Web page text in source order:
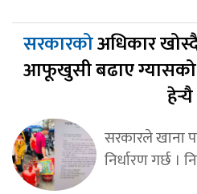
सरकारकोअधिकार
आफूखुसी बढाए ग्यासको
हेर्‍यै
सरकारले खाना
निर्धारण गर्छ ।